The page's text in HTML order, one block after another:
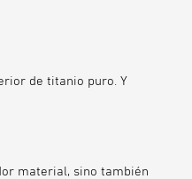
de titanio puro. Y
material, sino también